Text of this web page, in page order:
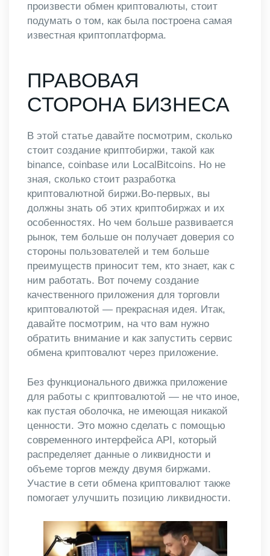
произвести обмен криптовалюты, стоит
подумать о том, как была построена самая
известная криптоплатформа.
ПРАВОВАЯ
СТОРОНА БИЗНЕСА
В этой статье давайте посмотрим, сколько
стоит создание криптобиржи, такой как
binance, coinbase или LocalBitcoins. Но не
зная, сколько стоит разработка
криптовалютной биржи.Во-первых, вы
должны знать об этих криптобиржах и их
особенностях. Но чем больше развивается
рынок, тем больше он получает доверия со
стороны пользователей и тем больше
преимуществ приносит тем, кто знает, как с
ним работать. Вот почему создание
качественного приложения для торговли
криптовалютой — прекрасная идея. Итак,
давайте посмотрим, на что вам нужно
обратить внимание и как запустить сервис
обмена криптовалют через приложение.
Без функционального движка приложение
для работы с криптовалютой — не что иное,
как пустая оболочка, не имеющая никакой
ценности. Это можно сделать с помощью
современного интерфейса API, который
распределяет данные о ликвидности и
объеме торгов между двумя биржами.
Участие в сети обмена криптовалют также
помогает улучшить позицию ликвидности.